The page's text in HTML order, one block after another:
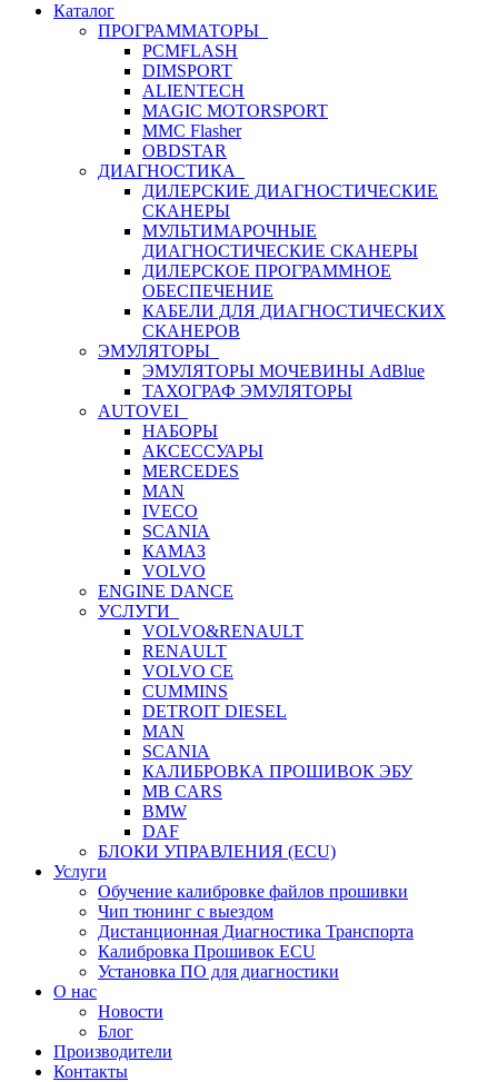
Каталог
ПРОГРАММАТОРЫ
PCMFLASH
DIMSPORT
ALIENTECH
MAGIC MOTORSPORT
MMC Flasher
OBDSTAR
ДИАГНОСТИКА
ДИЛЕРСКИЕ ДИАГНОСТИЧЕСКИЕ
СКАНЕРЫ
МУЛЬТИМАРОЧНЫЕ
ДИАГНОСТИЧЕСКИЕ СКАНЕРЫ
ДИЛЕРСКОЕ ПРОГРАММНОЕ
ОБЕСПЕЧЕНИЕ
КАБЕЛИ ДЛЯ ДИАГНОСТИЧЕСКИХ
СКАНЕРОВ
ЭМУЛЯТОРЫ
ЭМУЛЯТОРЫ МОЧЕВИНЫ АdBlue
ТАХОГРАФ ЭМУЛЯТОРЫ
AUTOVEI
НАБОРЫ
АКСЕССУАРЫ
MERCEDES
MAN
IVECO
SCANIA
КАМАЗ
VOLVO
ENGINE DANCE
УСЛУГИ
VOLVO&RENAULT
RENAULT
VOLVO CE
CUMMINS
DETROIT DIESEL
MAN
SCANIA
КАЛИБРОВКА ПРОШИВОК ЭБУ
MB CARS
BMW
DAF
БЛОКИ УПРАВЛЕНИЯ (ECU)
Услуги
Обучение калибровке файлов прошивки
Чип тюнинг с выездом
Дистанционная Диагностика Транспорта
Калибровка Прошивок ECU
Установка ПО для диагностики
О нас
Новости
Блог
Производители
Контакты